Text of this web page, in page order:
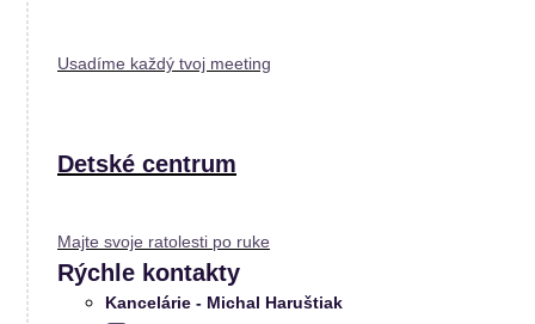
Usadíme každý tvoj meeting
Detské centrum
Majte svoje ratolesti po ruke
Rýchle kontakty
Kancelárie - Michal Haruštiak